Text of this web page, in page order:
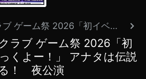
東京パソコンクラブ ゲーム祭 2026「初イベント、いっくよー！」 アナタは伝説の目撃者になる！
ラブ ゲーム祭 2026「初
くよー！」 アナタは伝説
！ 夜公演